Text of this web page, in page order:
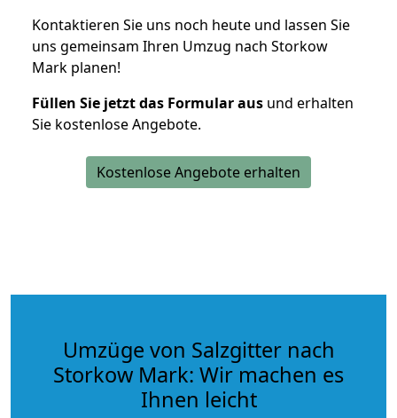
Kontaktieren Sie uns noch heute und lassen Sie
uns gemeinsam Ihren Umzug nach Storkow
Mark planen!
Füllen Sie jetzt das Formular aus und erhalten
Sie kostenlose Angebote.
Kostenlose Angebote erhalten
Umzüge von Salzgitter nach
Storkow Mark: Wir machen es
Ihnen leicht